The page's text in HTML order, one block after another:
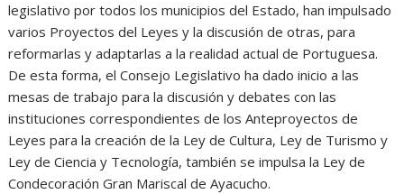
legislativo por todos los municipios del Estado, han impulsado
varios Proyectos del Leyes y la discusión de otras, para
reformarlas y adaptarlas a la realidad actual de Portuguesa.
De esta forma, el Consejo Legislativo ha dado inicio a las
mesas de trabajo para la discusión y debates con las
instituciones correspondientes de los Anteproyectos de
Leyes para la creación de la Ley de Cultura, Ley de Turismo y
Ley de Ciencia y Tecnología, también se impulsa la Ley de
Condecoración Gran Mariscal de Ayacucho.